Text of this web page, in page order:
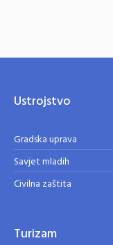
Ustrojstvo
Gradska uprava
Savjet mladih
Civilna zaštita
Turizam